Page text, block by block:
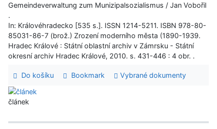
Gemeindeverwaltung zum Munizipalsozialismus / Jan Vobořil
.
In: Královéhradecko [535 s.]. ISSN 1214-5211. ISBN 978-80-
85031-86-7 (brož.) Zrození moderního města (1890-1939.
Hradec Králové : Státní oblastní archiv v Zámrsku - Státní
okresní archiv Hradec Králové, 2010. s. 431-446 : 4 obr. .
Do košíku Bookmark Vybrané dokumenty
článek